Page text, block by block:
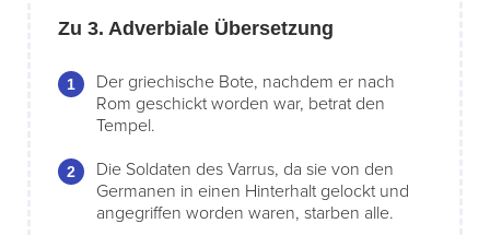
Zu 3. Adverbiale Übersetzung
Der griechische Bote, nachdem er nach
Rom geschickt worden war, betrat den
Tempel.
Die Soldaten des Varrus, da sie von den
Germanen in einen Hinterhalt gelockt und
angegriffen worden waren, starben alle.